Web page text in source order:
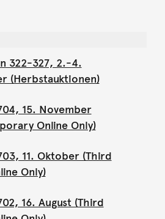
322-327, 2.-4.
(Herbstauktionen)
15. November
Online Only)
11. Oktober (Third
Only)
16. August (Third